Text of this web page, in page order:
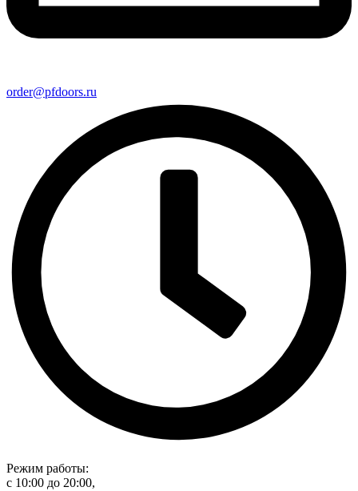
order@pfdoors.ru
Режим работы:
с 10:00 до 20:00,